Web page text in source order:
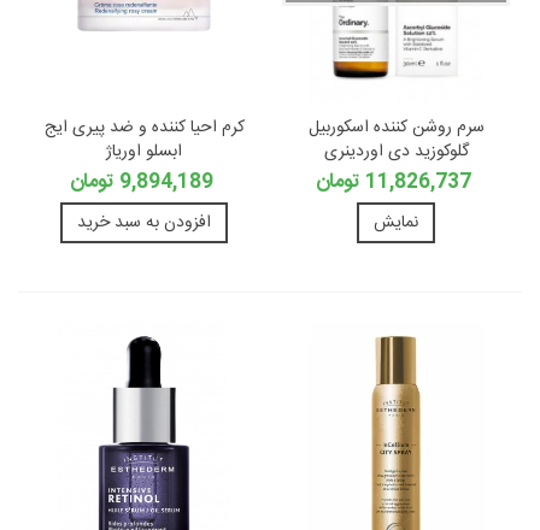
سرم روشن کننده اسکوربیل
گلوکوزید دی اوردینری
11,826,737 تومان
نمایش
کرم احیا کننده و ضد پیری ایج
ابسلو اوریاژ
9,894,189 تومان
افزودن به سبد خرید